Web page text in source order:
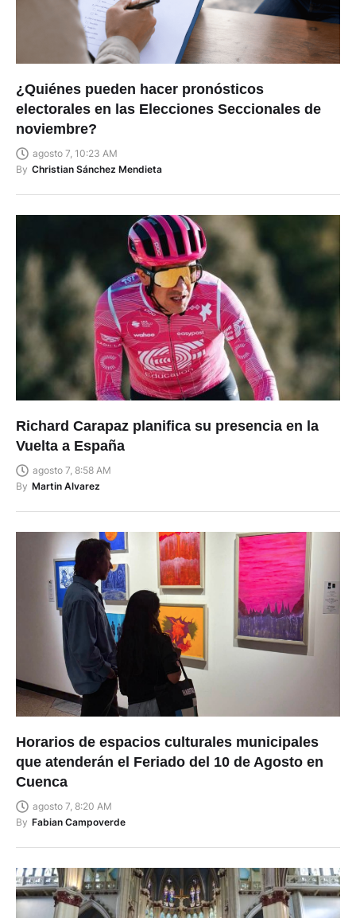
¿Quiénes pueden hacer pronósticos
electorales en las Elecciones Seccionales de
noviembre?
agosto 7, 10:23 AM
By Christian Sánchez Mendieta
Richard Carapaz planifica su presencia en la
Vuelta a España
agosto 7, 8:58 AM
By Martin Alvarez
Horarios de espacios culturales municipales
que atenderán el Feriado del 10 de Agosto en
Cuenca
agosto 7, 8:20 AM
By Fabian Campoverde